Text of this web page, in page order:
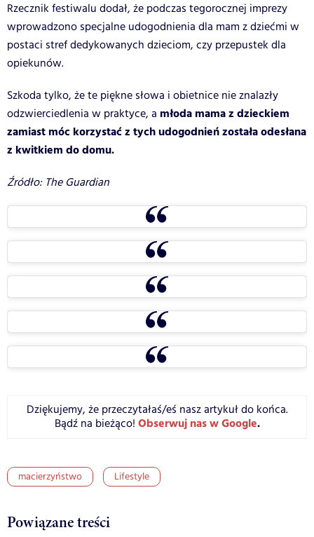
Rzecznik festiwalu dodał, że podczas tegorocznej imprezy
wprowadzono specjalne udogodnienia dla mam z dziećmi w
postaci stref dedykowanych dzieciom, czy przepustek dla
opiekunów.
Szkoda tylko, że te piękne słowa i obietnice nie znalazły
odzwierciedlenia w praktyce, a młoda mama z dzieckiem
zamiast móc korzystać z tych udogodnień została odesłana
z kwitkiem do domu.
Źródło: The Guardian
Dziękujemy, że przeczytałaś/eś nasz artykuł do końca.
Bądź na bieżąco! Obserwuj nas w Google.
macierzyństwo Lifestyle
Powiązane treści